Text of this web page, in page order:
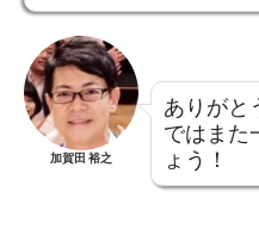
加賀田 裕之
ありがと
ではまた
ょう！